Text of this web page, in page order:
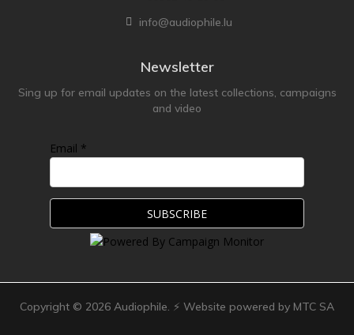
info@audiophile.lu
Newsletter
Sing up for email updates on the latest collections, campaigns
and video
Email *
Copyright © 2026 Audiophile. ⚡ Website powered by MTC SA